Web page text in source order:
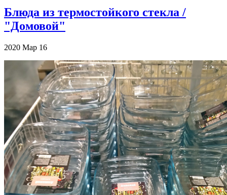
Блюда из термостойкого стекла /
"Домовой"
2020 Мар 16